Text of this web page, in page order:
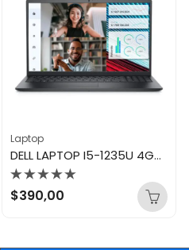
Laptop
DELL LAPTOP I5-1235U 4GB 256GB VOSTRO 3520
Valorado
con
$390,00